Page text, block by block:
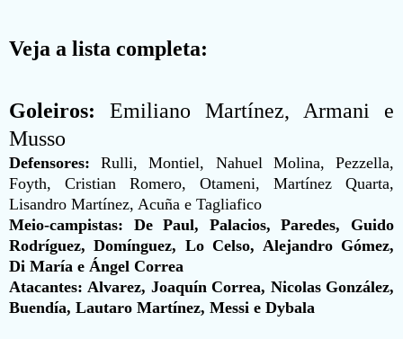
Veja a lista completa:
Goleiros:
Emiliano Martínez, Armani e
Musso
Defensores: Rulli, Montiel, Nahuel Molina, Pezzella,
Foyth, Cristian Romero, Otameni, Martínez Quarta,
Lisandro Martínez, Acuña e Tagliafico
Meio-campistas: De Paul, Palacios, Paredes, Guido
Rodríguez, Domínguez, Lo Celso, Alejandro Gómez,
Di María e Ángel Correa
Atacantes: Alvarez, Joaquín Correa, Nicolas González,
Buendía, Lautaro Martínez, Messi e Dybala